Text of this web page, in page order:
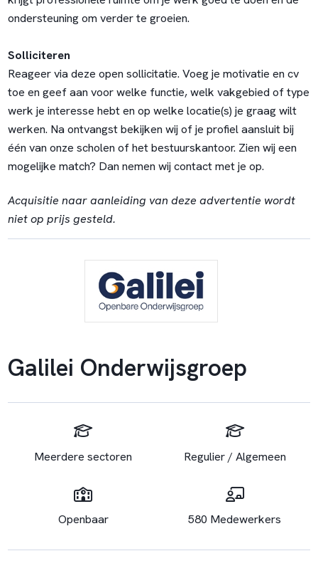
ondersteuning om verder te groeien.
Solliciteren
Reageer via deze open sollicitatie. Voeg je motivatie en cv
toe en geef aan voor welke functie, welk vakgebied of type
werk je interesse hebt en op welke locatie(s) je graag wilt
werken. Na ontvangst bekijken wij of je profiel aansluit bij
één van onze scholen of het bestuurskantoor. Zien wij een
mogelijke match? Dan nemen wij contact met je op.
Acquisitie naar aanleiding van deze advertentie wordt
niet op prijs gesteld.
Galilei Onderwijsgroep
Meerdere sectoren Regulier / Algemeen
Openbaar 580 Medewerkers